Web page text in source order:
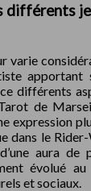
différents
varie
différents
de
expression
dans le
aura de
évolué
et sociaux.